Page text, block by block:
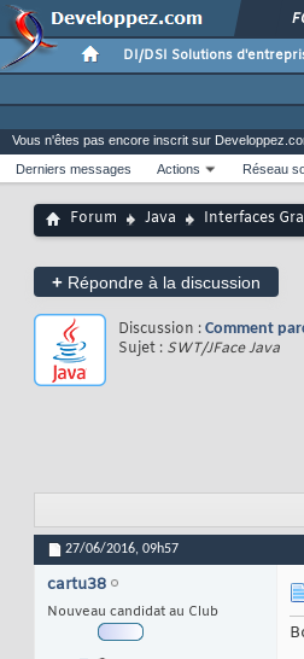
DI/DSI Solutions
Vous n'êtes pas encore inscrit sur
Derniers messages
Actions Réseau
Forum Java Interfaces
+ Répondre à la discussion
Discussion : Comment
Sujet : SWT/JFace Java
27/06/2016, 09h57
cartu38
Nouveau candidat au Club